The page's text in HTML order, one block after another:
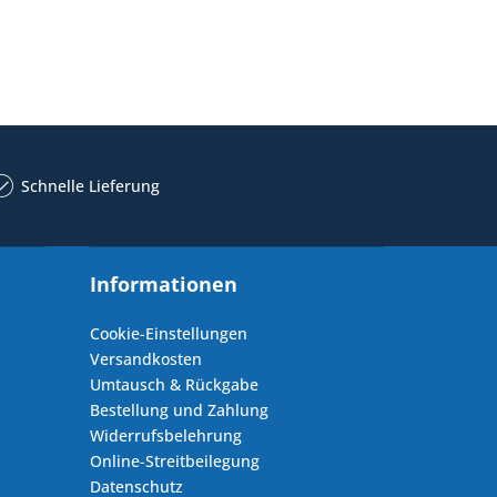
Schnelle Lieferung
Informationen
Cookie-Einstellungen
Versandkosten
Umtausch & Rückgabe
Bestellung und Zahlung
Widerrufsbelehrung
Online-Streitbeilegung
Datenschutz